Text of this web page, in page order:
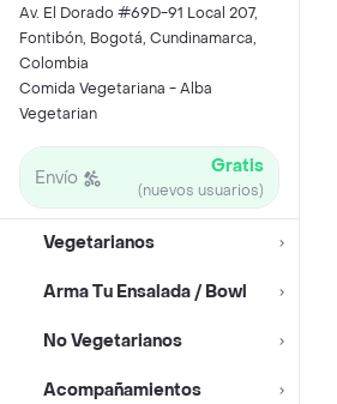
Av. El Dorado #69D-91 Local 207,
Fontibón, Bogotá, Cundinamarca,
Colombia
Comida Vegetariana - Alba
Vegetarian
Envío Gratis
(nuevos usuarios)
Vegetarianos
Arma Tu Ensalada / Bowl
No Vegetarianos
Acompañamientos